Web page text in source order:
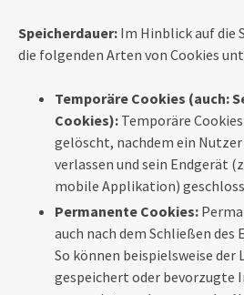
Speicherdauer: Im Hinblick auf die
die folgenden Arten von Cookies
Temporäre Cookies (auch:
Cookies): Temporäre
gelöscht, nachdem ein
verlassen und sein Endgerät
mobile Applikation)
Permanente Cookies:
auch nach dem Schließen des
So können beispielsweise der
gespeichert oder bevorzugte